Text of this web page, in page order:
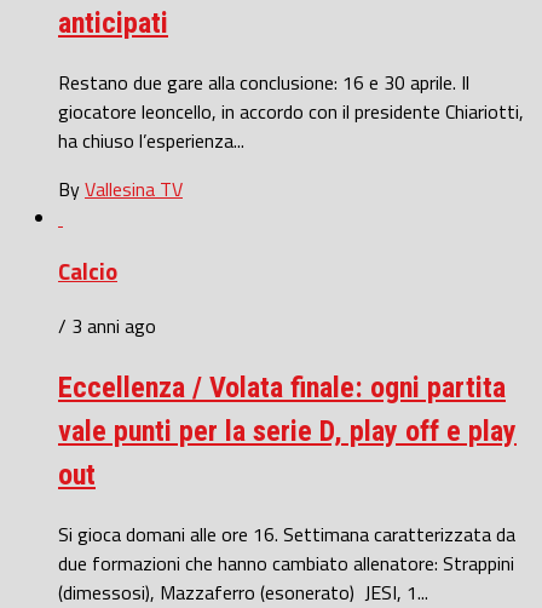
anticipati
Restano due gare alla conclusione: 16 e 30 aprile. Il
giocatore leoncello, in accordo con il presidente Chiariotti,
ha chiuso l’esperienza...
ByVallesina TV
Calcio
/ 3 anni ago
Eccellenza / Volata finale: ogni partita
vale punti per la serie D, play off e play
out
Si gioca domani alle ore 16. Settimana caratterizzata da
due formazioni che hanno cambiato allenatore: Strappini
(dimessosi), Mazzaferro (esonerato) JESI, 1...